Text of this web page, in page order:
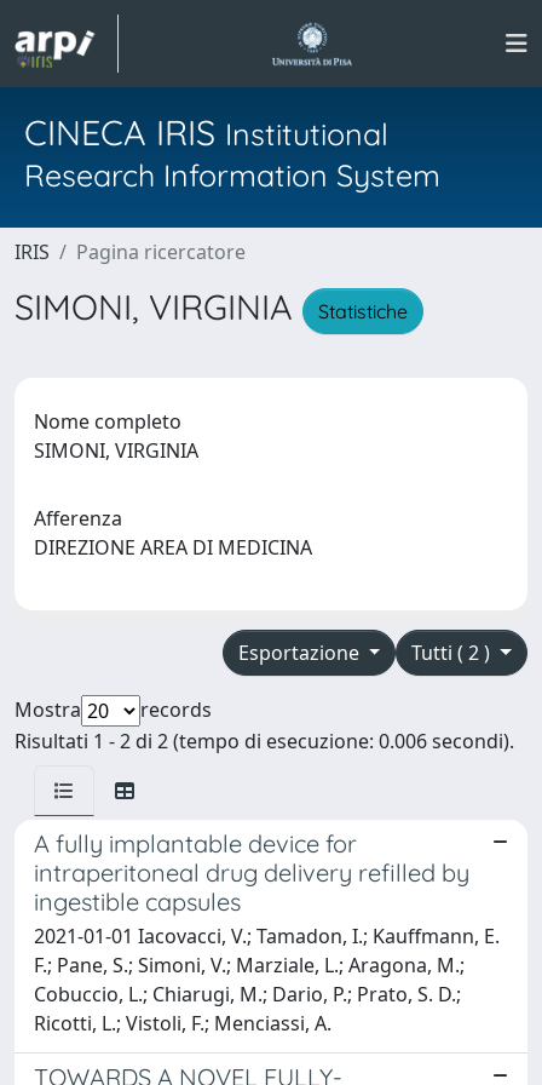
CINECA IRIS Institutional
Research Information System
IRIS Pagina ricercatore
SIMONI, VIRGINIA Statistiche
Nome completo
SIMONI, VIRGINIA
Afferenza
DIREZIONE AREA DI MEDICINA
Tutti ( 2 )
Esportazione
Mostra
records
Risultati 1 - 2 di 2 (tempo di esecuzione: 0.006 secondi).
A fully implantable device for
intraperitoneal drug delivery refilled by
ingestible capsules
2021-01-01 Iacovacci, V.; Tamadon, I.; Kauffmann, E.
F.; Pane, S.; Simoni, V.; Marziale, L.; Aragona, M.;
Cobuccio, L.; Chiarugi, M.; Dario, P.; Prato, S. D.;
Ricotti, L.; Vistoli, F.; Menciassi, A.
TOWARDS A NOVEL FULLY-